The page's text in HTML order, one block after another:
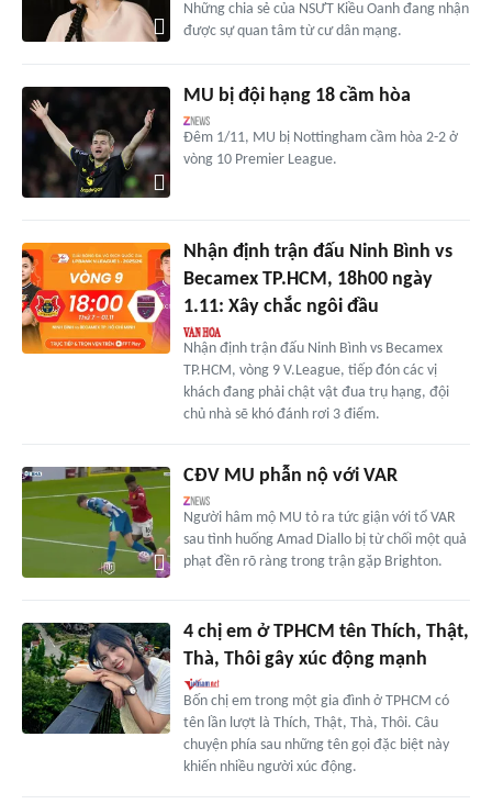
Những chia sẻ của NSƯT Kiều Oanh đang nhận
được sự quan tâm từ cư dân mạng.
MU bị đội hạng 18 cầm hòa
Đêm 1/11, MU bị Nottingham cầm hòa 2-2 ở
vòng 10 Premier League.
Nhận định trận đấu Ninh Bình vs
Becamex TP.HCM, 18h00 ngày
1.11: Xây chắc ngôi đầu
Nhận định trận đấu Ninh Bình vs Becamex
TP.HCM, vòng 9 V.League, tiếp đón các vị
khách đang phải chật vật đua trụ hạng, đội
chủ nhà sẽ khó đánh rơi 3 điểm.
CĐV MU phẫn nộ với VAR
Người hâm mộ MU tỏ ra tức giận với tổ VAR
sau tình huống Amad Diallo bị từ chối một quả
phạt đền rõ ràng trong trận gặp Brighton.
4 chị em ở TPHCM tên Thích, Thật,
Thà, Thôi gây xúc động mạnh
Bốn chị em trong một gia đình ở TPHCM có
tên lần lượt là Thích, Thật, Thà, Thôi. Câu
chuyện phía sau những tên gọi đặc biệt này
khiến nhiều người xúc động.